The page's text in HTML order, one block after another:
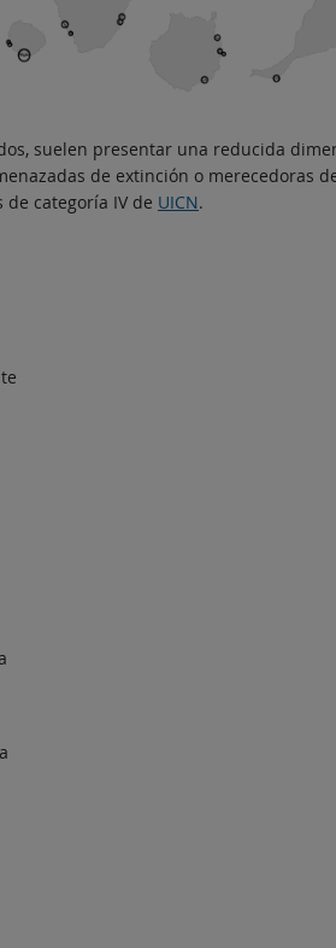
suelen presentar una reducida
de extinción o merecedoras
categoría IV de UICN.